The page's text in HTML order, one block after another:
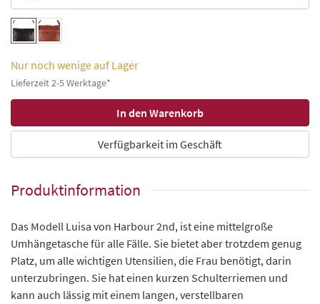
Nur noch wenige auf Lager
Lieferzeit 2-5 Werktage*
Verfügbarkeit im Geschäft
Produktinformation
Das Modell Luisa von Harbour 2nd, ist eine mittelgroße
Umhängetasche für alle Fälle. Sie bietet aber trotzdem genug
Platz, um alle wichtigen Utensilien, die Frau benötigt, darin
unterzubringen. Sie hat einen kurzen Schulterriemen und
kann auch lässig mit einem langen, verstellbaren